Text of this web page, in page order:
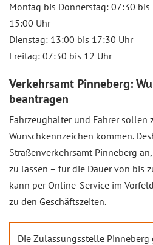
Montag bis Donnerstag: 07:30
15:00 Uhr
Dienstag: 13:00 bis 17:30 Uhr
Freitag: 07:30 bis 12 Uhr
Verkehrsamt Pinneberg:
beantragen
Fahrzeughalter und Fahrer sollen
Wunschkennzeichen kommen.
Straßenverkehrsamt Pinneberg an,
zu lassen – für die Dauer von bis
kann per Online-Service im
zu den Geschäftszeiten.
Die Zulassungsstelle Pinneberg